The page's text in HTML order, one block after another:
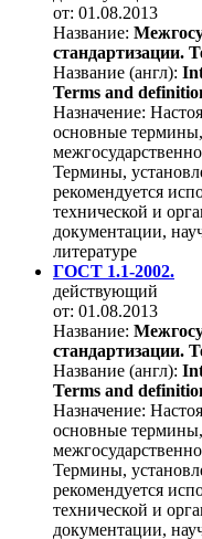
от: 01.08.2013
Название:
стандартизации.
Название (англ):
Terms and
Назначение:
основные
Термины,
рекомендуется
технической и
документации,
литературе
ГОСТ 1.1-2002.
действующий
от: 01.08.2013
Название:
стандартизации.
Название (англ):
Terms and
Назначение:
основные
Термины,
рекомендуется
технической и
документации,